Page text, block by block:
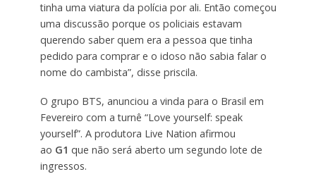
tinha uma viatura da polícia por ali. Então começou
uma discussão porque os policiais estavam
querendo saber quem era a pessoa que tinha
pedido para comprar e o idoso não sabia falar o
nome do cambista”, disse priscila.
O grupo BTS, anunciou a vinda para o Brasil em
Fevereiro com a turnê “Love yourself: speak
yourself”. A produtora Live Nation afirmou
ao G1 que não será aberto um segundo lote de
ingressos.